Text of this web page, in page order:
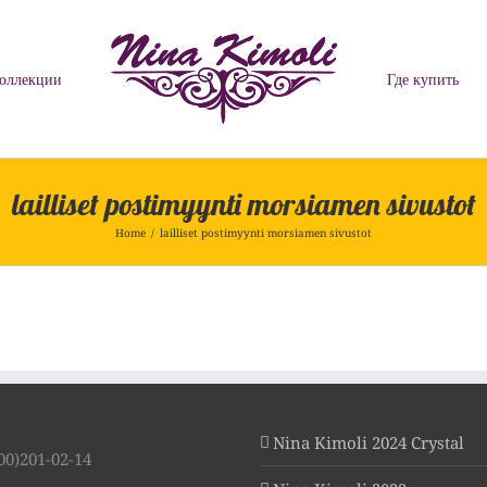
Где купить
lailliset postimyynti morsiamen sivustot
Home / lailliset postimyynti morsiamen sivustot
02-14
Nina Kimoli 2024 Crystal